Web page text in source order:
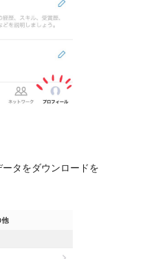
タをダウンロードを